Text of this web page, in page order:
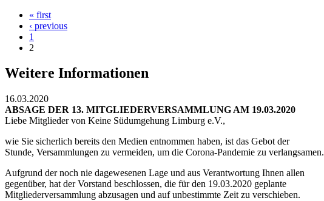
« first
‹ previous
1
2
Weitere Informationen
16.03.2020
ABSAGE DER 13. MITGLIEDERVERSAMMLUNG AM 19.03.2020
Liebe Mitglieder von Keine Südumgehung Limburg e.V.,
wie Sie sicherlich bereits den Medien entnommen haben, ist das Gebot der
Stunde, Versammlungen zu vermeiden, um die Corona-Pandemie zu verlangsamen.
Aufgrund der noch nie dagewesenen Lage und aus Verantwortung Ihnen allen
gegenüber, hat der Vorstand beschlossen, die für den 19.03.2020 geplante
Mitgliederversammlung abzusagen und auf unbestimmte Zeit zu verschieben.